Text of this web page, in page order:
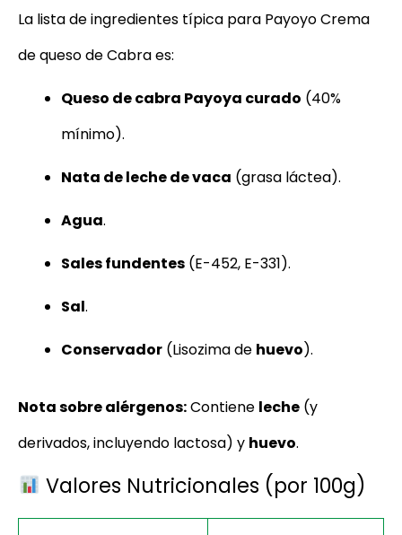
La lista de ingredientes típica para Payoyo Crema
de queso de Cabra es:
Queso de cabra Payoya curado (40%
mínimo).
Nata de leche de vaca (grasa láctea).
Agua.
Sales fundentes (E-452, E-331).
Sal.
Conservador (Lisozima de huevo).
Nota sobre alérgenos:Contiene leche (y
derivados, incluyendo lactosa) y huevo.
Valores Nutricionales (por 100g)